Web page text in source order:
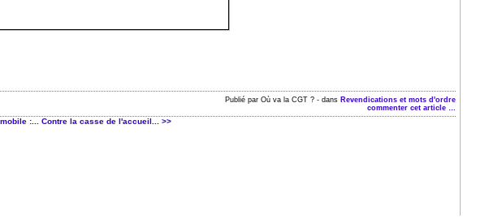
Publié par Où va la CGT ? -dans Revendications et mots d'ordre
commenter cet article …
:... Contre la casse de l'accueil... >>